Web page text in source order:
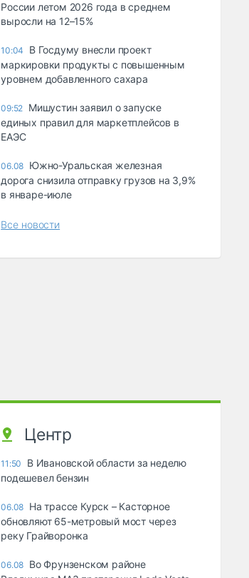
России летом 2026 года в среднем
выросли на 12–15%
10:04
В Госдуму внесли проект
маркировки продукты с повышенным
уровнем добавленного сахара
09:52 Мишустин заявил о запуске
единых правил для маркетплейсов в
ЕАЭС
06.08 Южно-Уральская железная
дорога снизила отправку грузов на 3,9%
в январе-июле
Все новости
Центр
11:50
В Ивановской области за неделю
подешевел бензин
06.08 На трассе Курск – Касторное
обновляют 65-метровый мост через
реку Грайворонка
06.08 Во Фрунзенском районе